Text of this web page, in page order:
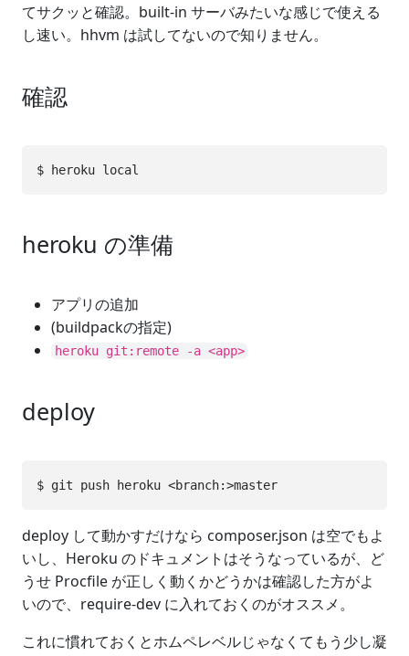
てサクッと確認。built-in サーバみたいな感じで使える
し速い。hhvm は試してないので知りません。
確認
heroku の準備
アプリの追加
(buildpackの指定)
heroku git:remote -a <app>
deploy
deploy して動かすだけなら composer.json は空でもよ
いし、Heroku のドキュメントはそうなっているが、ど
うせ Procfile が正しく動くかどうかは確認した方がよ
いので、require-dev に入れておくのがオススメ。
これに慣れておくとホムペレベルじゃなくてもう少し凝